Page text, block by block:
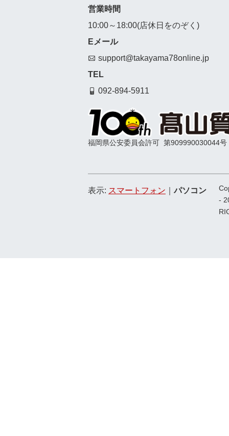
営業時間
10:00～18:00(店休日をのぞく)
Eメール
support@takayama78online.jp
TEL
092-894-5911
福岡県公安委員会許可 第909990030044号
-
表示: スマートフォン パソコン